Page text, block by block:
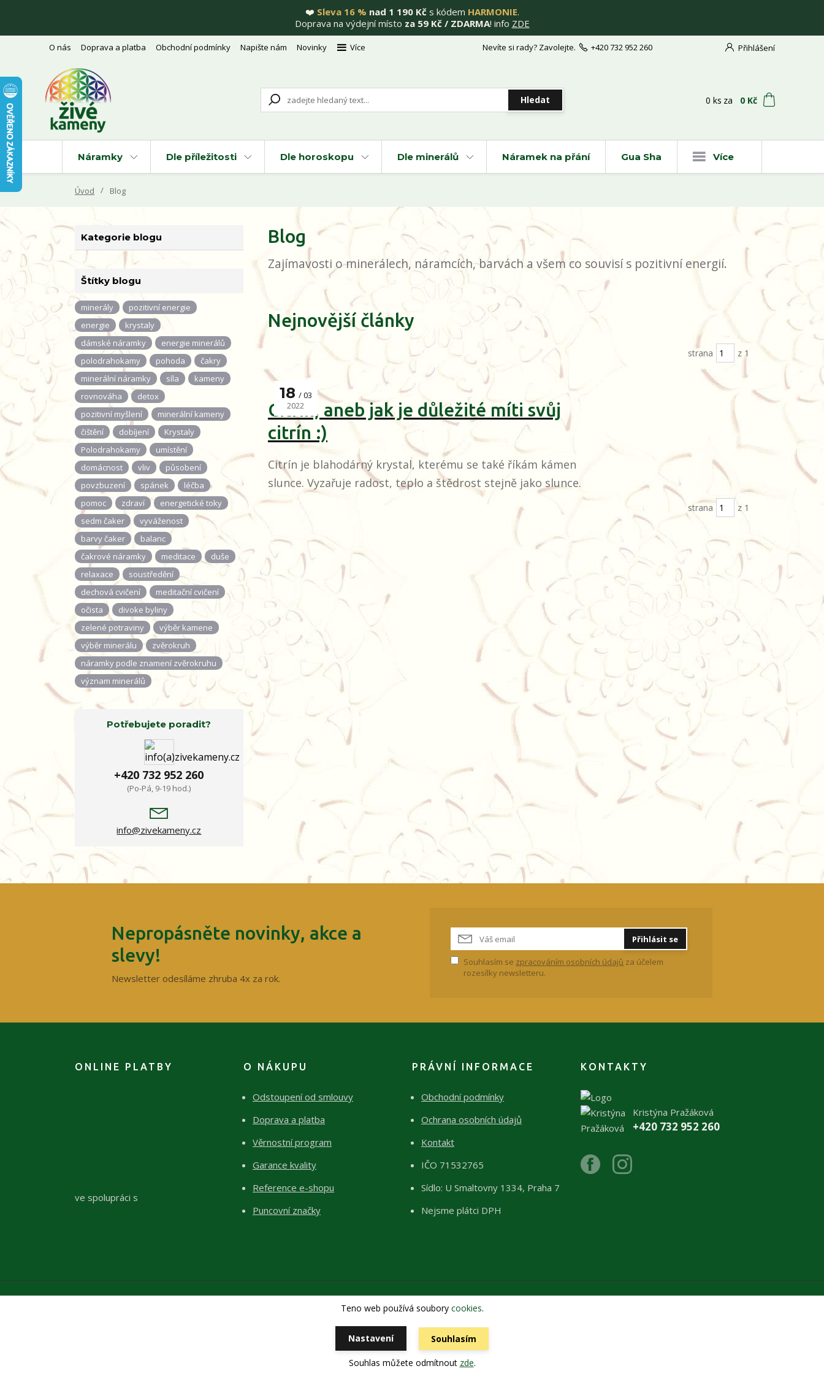
❤️ Sleva 16 % nad 1 190 Kčs kódem HARMONIE.
Doprava na výdejní místo za 59 Kč / ZDARMA! info ZDE
O nás Doprava a platba Obchodní podmínky Napište nám Novinky Více Přihlášení
Hledat
Nevíte si rady? Zavolejte. +420 732 952 260
0 ks za 0 Kč
Náramky Dle příležitosti Dle horoskopu Dle minerálů Náramek na přání Gua Sha Více
Úvod Blog
Kategorie blogu
Štítky blogu
minerály
pozitivní energie
energie
krystaly
dámské náramky
energie minerálů
polodrahokamy
pohoda
čakry
minerální náramky
síla
kameny
rovnováha
detox
pozitivní myšlení
minerální kameny
čištění
dobíjení
Krystaly
Polodrahokamy
umístění
domácnost
vliv
působení
povzbuzení
spánek
léčba
pomoc
zdraví
energetické toky
sedm čaker
vyváženost
barvy čaker
balanc
čakrové náramky
meditace
duše
relaxace
soustředění
dechová cvičení
meditační cvičení
očista
divoke byliny
zelené potraviny
výběr kamene
výběr minerálu
zvěrokruh
náramky podle znamení zvěrokruhu
význam minerálů
Potřebujete poradit?
+420 732 952 260
(Po-Pá, 9-19 hod.)
info@zivekameny.cz
Blog
Zajímavosti o minerálech, náramcích, barvách a všem co souvisí s pozitivní energií.
Nejnovější články
strana z 1
Citrín, aneb jak je důležité míti svůj
citrín :)
18
03
2022
Citrín je blahodárný krystal, kterému se také říkám kámen
slunce. Vyzařuje radost, teplo a štědrost stejně jako slunce.
strana z 1
Nepropásněte novinky, akce a
slevy!
Newsletter odesíláme zhruba 4x za rok.
Přihlásit se
Souhlasím se zpracováním osobních údajů za účelem
rozesílky newsletteru.
ONLINE PLATBY
ve spolupráci s
O NÁKUPU
Odstoupení od smlouvy
Doprava a platba
Věrnostní program
Garance kvality
Reference e-shopu
Puncovní značky
PRÁVNÍ INFORMACE
Obchodní podmínky
Ochrana osobních údajů
Kontakt
IČO 71532765
Sídlo: U Smaltovny 1334, Praha 7
Nejsme plátci DPH
KONTAKTY
Kristýna Pražáková
+420 732 952 260
Copyright 2026 © ŽIVÉKAMENY Kristýna Pražáková
Vytvořeno na
Eshop-rychle.cz
Teno web používá soubory cookies.
Nastavení Souhlasím
Souhlas můžete odmítnout zde.